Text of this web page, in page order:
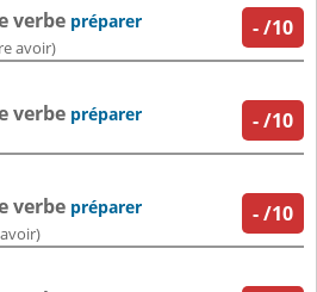
-/10
verbe préparer
avoir)
-/10
verbe préparer
-/10
verbe préparer